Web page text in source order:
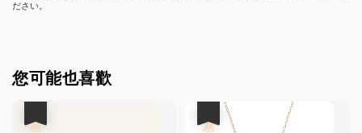
ださい。
您可能也喜歡